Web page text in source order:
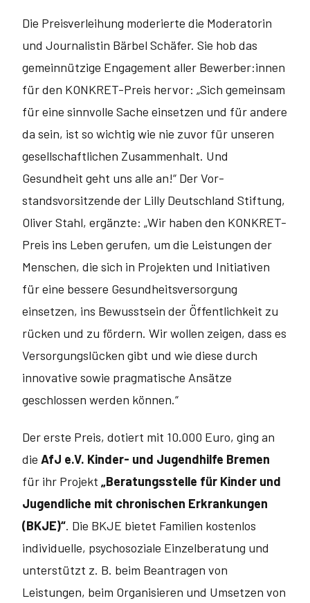
Die Preisverleihung moderierte die Moderatorin
und Journalistin Bärbel Schäfer. Sie hob das
gemeinnützige Engagement aller Bewerber:innen
für den KONKRET-Preis hervor: „Sich gemeinsam
für eine sinnvolle Sache ein­setzen und für andere
da sein, ist so wichtig wie nie zuvor für unseren
gesell­schaftlichen Zusammenhalt. Und
Gesundheit geht uns alle an!“ Der Vor­
standsvorsitzende der Lilly Deutschland Stiftung,
Oliver Stahl, ergänzte: „Wir haben den KONKRET-
Preis ins Leben gerufen, um die Leistungen der
Men­schen, die sich in Projekten und Initiativen
für eine bessere Gesundheits­versorgung
einsetzen, ins Bewusstsein der Öffentlichkeit zu
rücken und zu fördern. Wir wollen zeigen, dass es
Versorgungslücken gibt und wie diese durch
innovative sowie pragmatische Ansätze
geschlossen werden können.“
Der erste Preis, dotiert mit 10.000 Euro, ging an
die AfJ e.V. Kinder- und Jugendhilfe Bremen
für ihr Projekt „Beratungsstelle für Kinder und
Jugendliche mit chronischen Erkrankungen
(BKJE)“. Die BKJE bietet Familien kostenlos
individuelle, psychosoziale Einzelberatung und
unterstützt z. B. beim Beantragen von
Leistungen, beim Organisieren und Umsetzen von